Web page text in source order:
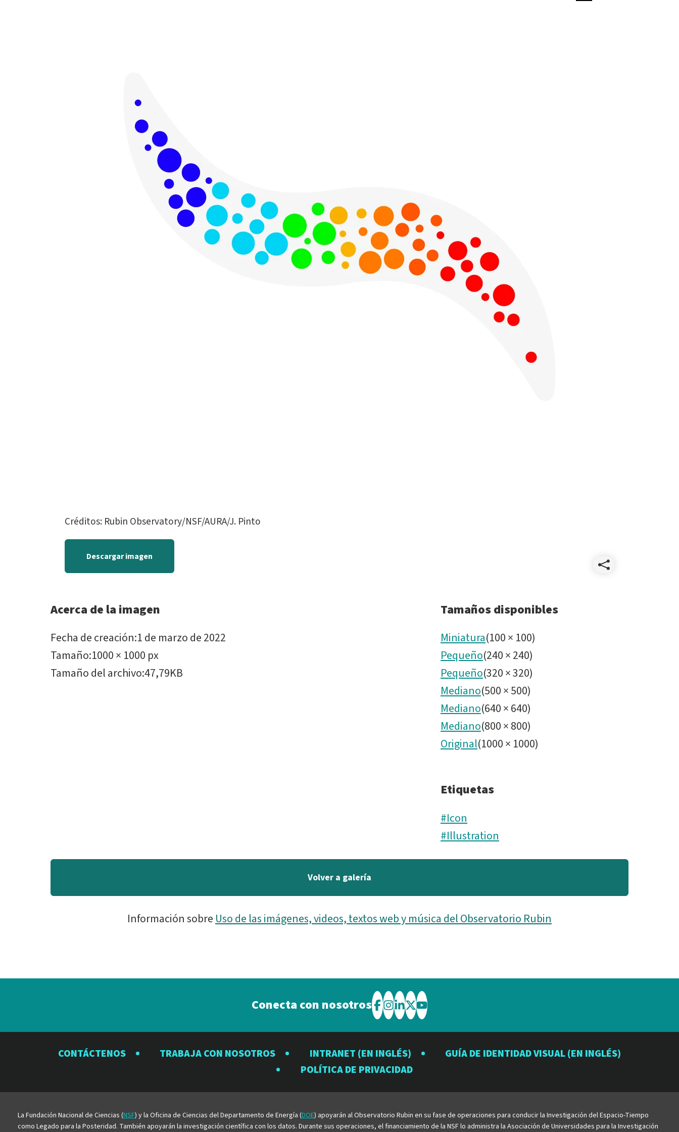
Créditos: Rubin Observatory/NSF/AURA/J. Pinto
Descargar imagen
Acerca de la imagen
Fecha de creación:1 de marzo de 2022
Tamaño:1000 × 1000 px
Tamaño del archivo:47,79KB
Tamaños disponibles
Miniatura(100× 100)
Pequeño(240×240)
Pequeño(320×320)
Mediano(500×500)
Mediano(640×640)
Mediano(800×800)
Original(1000× 1000)
Etiquetas
#Icon
#Illustration
Volver a galería
Información sobre Uso de las imágenes, videos, textos web y música del Observatorio Rubin
Conecta con nosotros Visite
el
Observatorio
Rubin
Visite
el
Observatorio
Rubin
Visite
el
Observatorio
Rubin
Visite
el
Observatorio
Rubin
Visite
el
Observatorio
CONTÁCTENOS TRABAJA CON NOSOTROS INTRANET (EN INGLÉS)
GUÍA DE IDENTIDAD VISUAL (EN INGLÉS)
POLÍTICA DE PRIVACIDAD
La Fundación Nacional de Ciencias (NSF) y la Oficina de Ciencias del Departamento de Energía (DOE) apoyarán al Observatorio Rubin en su fase de operaciones para conducir la Investigación del Espacio-Tiempo
como Legado para la Posteridad. También apoyarán la investigación científica con los datos. Durante sus operaciones, el financiamiento de la NSF lo administra la Asociación de Universidades para la Investigación